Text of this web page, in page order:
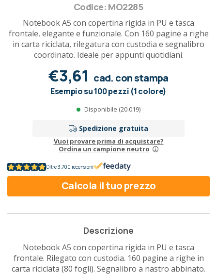
Codice: MO2285
Notebook A5 con copertina rigida in PU e tasca
frontale, elegante e funzionale. Con 160 pagine a righe
in carta riciclata, rilegatura con custodia e segnalibro
coordinato. Ideale per appunti quotidiani.
€3,61 cad. con stampa
Esempio su 100 pezzi (1 colore)
Disponibile (20.019)
Spedizione gratuita
Vuoi provare prima di acquistare?
Ordina un campione neutro
Oltre 3.700 recensioni
Calcola il tuo prezzo
Descrizione
Notebook A5 con copertina rigida in PU e tasca
frontale. Rilegato con custodia. 160 pagine a righe in
carta riciclata (80 fogli). Segnalibro a nastro abbinato.